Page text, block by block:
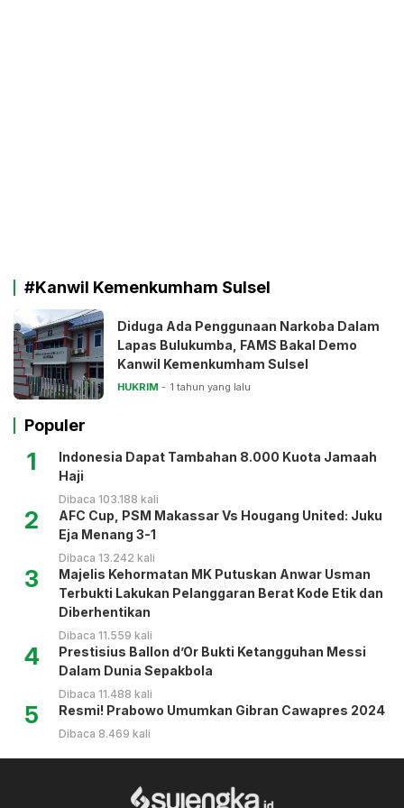
#Kanwil Kemenkumham Sulsel
Diduga Ada Penggunaan Narkoba Dalam
Lapas Bulukumba, FAMS Bakal Demo
Kanwil Kemenkumham Sulsel
HUKRIM 1 tahun yang lalu
Populer
1
Indonesia Dapat Tambahan 8.000 Kuota Jamaah
Haji
Dibaca 103.188 kali
2
AFC Cup, PSM Makassar Vs Hougang United: Juku
Eja Menang 3-1
Dibaca 13.242 kali
3
Majelis Kehormatan MK Putuskan Anwar Usman
Terbukti Lakukan Pelanggaran Berat Kode Etik dan
Diberhentikan
Dibaca 11.559 kali
4
Prestisius Ballon d’Or Bukti Ketangguhan Messi
Dalam Dunia Sepakbola
Dibaca 11.488 kali
5 Resmi! Prabowo Umumkan Gibran Cawapres 2024
Dibaca 8.469 kali